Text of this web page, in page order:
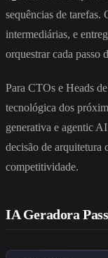
sequências de tarefas.
intermediárias, e
orquestrar cada passo
Para CTOs e Heads
tecnológica dos
generativa e agentic
decisão de arquitetura
competitividade.
IA Geradora